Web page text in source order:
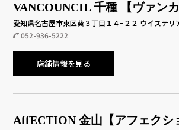
VANCOUNCIL 千種 【ヴァンカ
愛知県名古屋市東区葵３丁目１４−２２ ウイステリ
052-936-5222
店舗情報を見る
AffECTION 金山【アフェクシ